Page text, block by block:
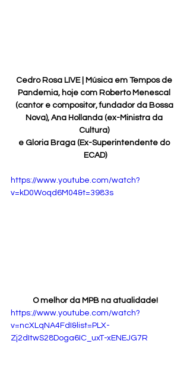
Cedro Rosa LIVE | Música em Tempos de
Pandemia, hoje com Roberto Menescal
(cantor e compositor, fundador da Bossa
Nova), Ana Hollanda (ex-Ministra da
Cultura)
e Gloria Braga (Ex-Superintendente do
ECAD)
https://www.youtube.com/watch?
v=kD0Woqd6M04&t=3983s
O melhor da MPB na atualidade!
https://www.youtube.com/watch?
v=ncXLqNA4FdI&list=PLX-
Zj2dItwS28Doga6IC_uxT-xENEJG7R